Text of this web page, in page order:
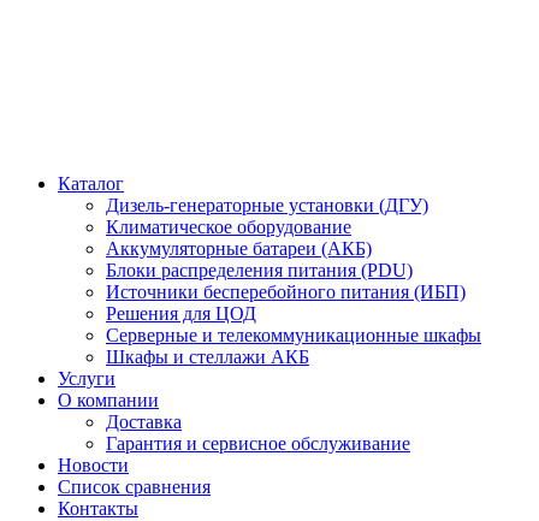
Каталог
Дизель-генераторные установки (ДГУ)
Климатическое оборудование
Аккумуляторные батареи (АКБ)
Блоки распределения питания (PDU)
Источники бесперебойного питания (ИБП)
Решения для ЦОД
Серверные и телекоммуникационные шкафы
Шкафы и стеллажи АКБ
Услуги
О компании
Доставка
Гарантия и сервисное обслуживание
Новости
Список сравнения
Контакты